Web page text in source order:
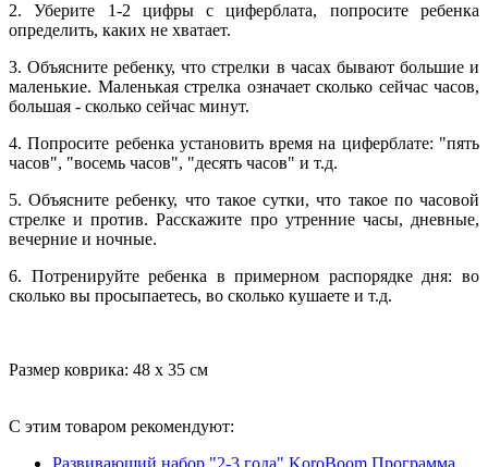
2. Уберите 1-2 цифры с циферблата, попросите ребенка
определить, каких не хватает.
3. Объясните ребенку, что стрелки в часах бывают большие и
маленькие. Маленькая стрелка означает сколько сейчас часов,
большая - сколько сейчас минут.
4. Попросите ребенка установить время на циферблате: "пять
часов", "восемь часов", "десять часов" и т.д.
5. Объясните ребенку, что такое сутки, что такое по часовой
стрелке и против. Расскажите про утренние часы, дневные,
вечерние и ночные.
6. Потренируйте ребенка в примерном распорядке дня: во
сколько вы просыпаетесь, во сколько кушаете и т.д.
Размер коврика: 48 х 35 см
С этим товаром рекомендуют: